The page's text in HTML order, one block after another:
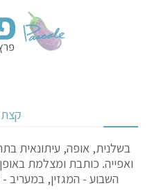
קצת
בשלנית, אופה, עיתונאית
ואפייה. כותבת ומצלמת
השבוע - המגזין, במעריב